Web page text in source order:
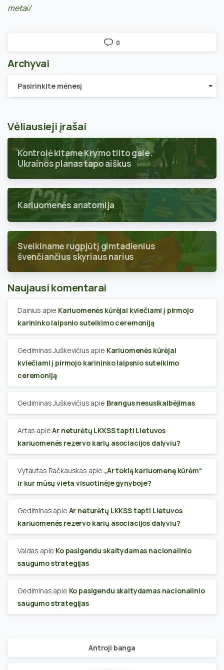
metai/
0
Archyvai
Archyvai
Pasirinkite mėnesį
Vėliausieji įrašai
Kontrolė kitame Krymo tilto gale.
Ukrainos planas tapo aiškus
Kariuomenės anatomija
Sveikiname rugpjūtį gimtadienius
švenčiančius skyriaus narius
Naujausi komentarai
Dainius apie Kariuomenės kūrėjai kviečiami į pirmojo
karininko laipsnio suteikimo ceremoniją
Gediminas Juškevičius apie Kariuomenės kūrėjai
kviečiami į pirmojo karininko laipsnio suteikimo
ceremoniją
Gediminas Juškevičius apie Brangus nesusikalbėjimas
Artas apieAr neturėtų LKKSS tapti Lietuvos
kariuomenės rezervo karių asociacijos dalyviu?
Vytautas Račkauskas apie „Ar tokią kariuomenę kūrėm“
ir kur mūsų vieta visuotinėje gynyboje?
Gediminas apie Ar neturėtų LKKSS tapti Lietuvos
kariuomenės rezervo karių asociacijos dalyviu?
Valdas apie Ko pasigendu skaitydamas nacionalinio
saugumo strategijas
Gediminas apie Ko pasigendu skaitydamas nacionalinio
saugumo strategijas
Antroji banga